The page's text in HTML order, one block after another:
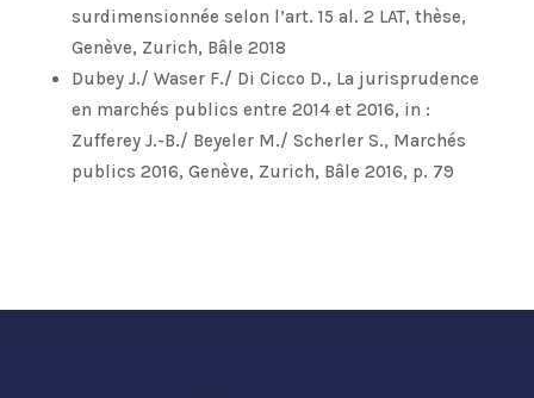
surdimensionnée selon l’art. 15 al. 2 LAT, thèse,
Genève, Zurich, Bâle 2018
Dubey J./ Waser F./ Di Cicco D., La jurisprudence
en marchés publics entre 2014 et 2016, in :
Zufferey J.-B./ Beyeler M./ Scherler S., Marchés
publics 2016, Genève, Zurich, Bâle 2016, p. 79